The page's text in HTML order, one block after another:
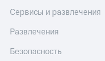
Сервисы и развлечения
Развлечения
Безопасность